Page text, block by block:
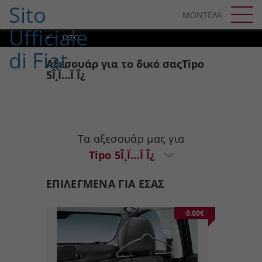
ΜΟΝΤΕΛΑ
SKIP TO NAVIGATION
ΠΊΣΩ
Αξεσουάρ για το δικό σαςTipo
5Î¸Ï…Ï Î¿
Τα αξεσουάρ μας για
Tipo 5Î¸Ï…Ï Î¿
ΕΠΙΛΕΓΜΕΝΑ ΓΙΑ ΕΣΑΣ
0.00€